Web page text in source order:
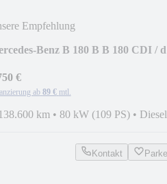
Empfehlung
Benz B 180 B B 180 CDI / d
€
ab 89 € mtl.
138.600 km • 80 kW (109 PS) • Diesel
Kontakt